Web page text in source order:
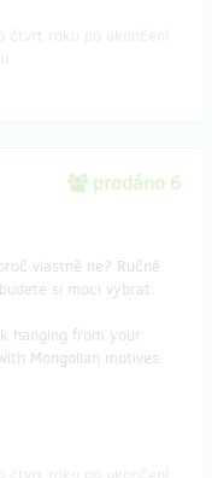
prodáno 6
vlastně ne? Ručně
si moci vybrat.
hanging from your
Mongolian motives.